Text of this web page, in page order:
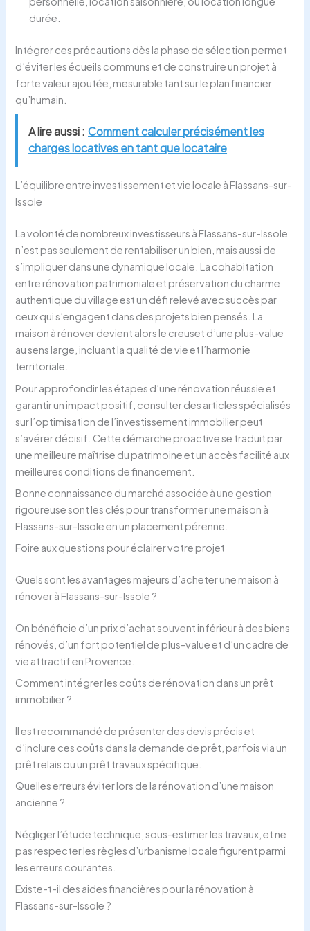
durée.
Intégrer ces précautions dès la phase de sélection permet
d’éviter les écueils communs et de construire un projet à
forte valeur ajoutée, mesurable tant sur le plan financier
qu’humain.
A lire aussi : Comment calculer précisément les
charges locatives en tant que locataire
L’équilibre entre investissement et vie locale à Flassans-sur-
Issole
La volonté de nombreux investisseurs à Flassans-sur-Issole
n’est pas seulement de rentabiliser un bien, mais aussi de
s’impliquer dans une dynamique locale. La cohabitation
entre rénovation patrimoniale et préservation du charme
authentique du village est un défi relevé avec succès par
ceux qui s’engagent dans des projets bien pensés. La
maison à rénover devient alors le creuset d’une plus-value
au sens large, incluant la qualité de vie et l’harmonie
territoriale.
Pour approfondir les étapes d’une rénovation réussie et
garantir un impact positif, consulter des articles spécialisés
sur l’optimisation de l’investissement immobilier peut
s’avérer décisif. Cette démarche proactive se traduit par
une meilleure maîtrise du patrimoine et un accès facilité aux
meilleures conditions de financement.
Bonne connaissance du marché associée à une gestion
rigoureuse sont les clés pour transformer une maison à
Flassans-sur-Issole en un placement pérenne.
Foire aux questions pour éclairer votre projet
Quels sont les avantages majeurs d’acheter une maison à
rénover à Flassans-sur-Issole ?
On bénéficie d’un prix d’achat souvent inférieur à des biens
rénovés, d’un fort potentiel de plus-value et d’un cadre de
vie attractif en Provence.
Comment intégrer les coûts de rénovation dans un prêt
immobilier ?
Il est recommandé de présenter des devis précis et
d’inclure ces coûts dans la demande de prêt, parfois via un
prêt relais ou un prêt travaux spécifique.
Quelles erreurs éviter lors de la rénovation d’une maison
ancienne ?
Négliger l’étude technique, sous-estimer les travaux, et ne
pas respecter les règles d’urbanisme locale figurent parmi
les erreurs courantes.
Existe-t-il des aides financières pour la rénovation à
Flassans-sur-Issole ?